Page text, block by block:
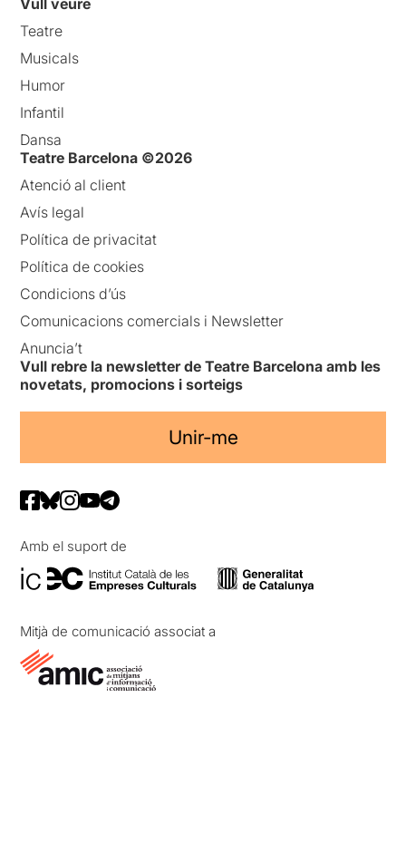
Teatre
Musicals
Humor
Infantil
Dansa
Teatre Barcelona ©2026
Atenció al client
Avís legal
Política de privacitat
Política de cookies
Condicions d’ús
Comunicacions comercials i Newsletter
Anuncia’t
Vull rebre la newsletter de Teatre Barcelona amb les
novetats, promocions i sorteigs
Unir-me
Amb el suport de
Mitjà de comunicació associat a